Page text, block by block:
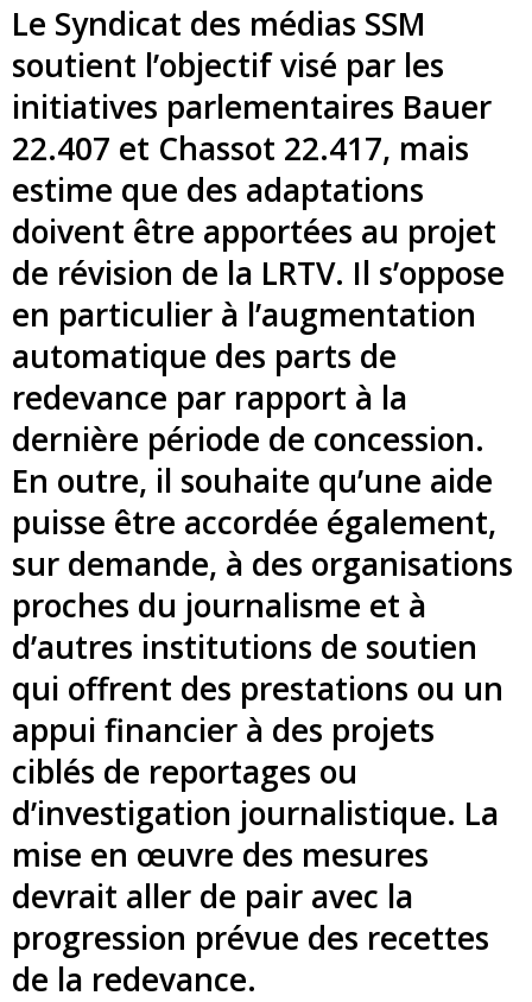
Le Syndicat des médias SSM
soutient l’objectif visé par les
initiatives parlementaires Bauer
22.407 et Chassot 22.417, mais
estime que des adaptations
doivent être apportées au projet
de révision de la LRTV. Il s’oppose
en particulier à l’augmentation
automatique des parts de
redevance par rapport à la
dernière période de concession.
En outre, il souhaite qu’une aide
puisse être accordée également,
sur demande, à des organisations
proches du journalisme et à
d’autres institutions de soutien
qui offrent des prestations ou un
appui financier à des projets
ciblés de reportages ou
d’investigation journalistique. La
mise en œuvre des mesures
devrait aller de pair avec la
progression prévue des recettes
de la redevance.